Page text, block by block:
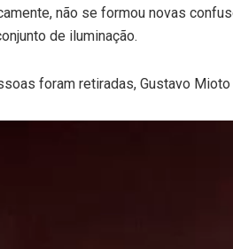
não se formou novas
de iluminação.
foram retiradas, Gustavo